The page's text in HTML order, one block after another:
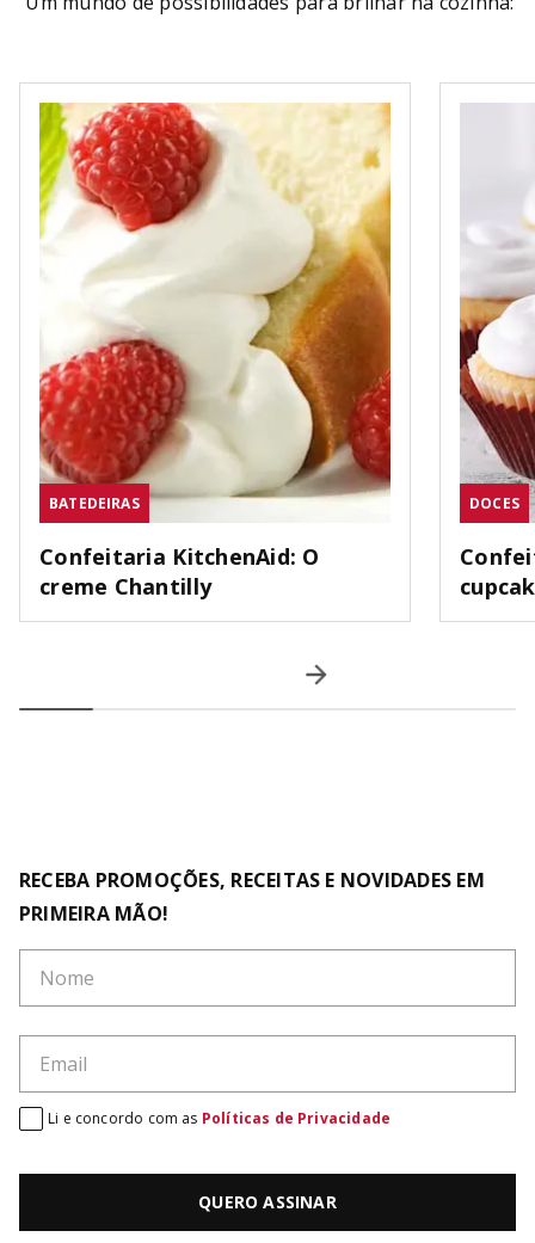
BATEDEIRAS
Confeitaria KitchenAid: O
creme Chantilly
DOCES
RECEBA PROMOÇÕES, RECEITAS E NOVIDADES EM
PRIMEIRA MÃO!
QUERO ASSINAR
Li e concordo com as Políticas de Privacidade